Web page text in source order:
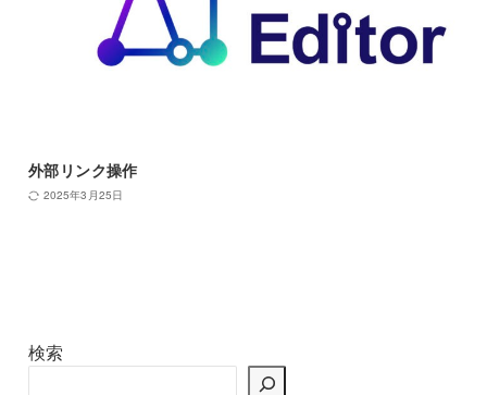
外部リンク操作
2025年3月25日
検索